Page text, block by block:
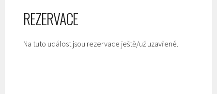
REZERVACE
Na tuto událost jsou rezervace ještě/už uzavřené.